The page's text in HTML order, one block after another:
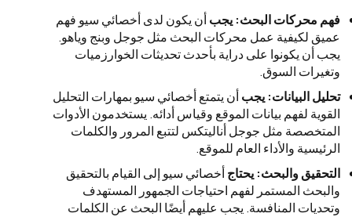
فهم محركات البحث: يجبأن يكون لدى أخصائي سيو فهم
عميق لكيفية عمل محركات البحث مثل جوجل وبنج وياهو.
يجب أن يكونوا على دراية بأحدث تحديثات الخوارزميات
وتغيرات السوق.
تحليل البيانات: يجبأن يتمتع أخصائي سيو بمهارات التحليل
القوية لفهم بيانات الموقع وقياس أدائه. يستخدمون الأدوات
المتخصصة مثل جوجل أناليتكس لتتبع المرور والكلمات
الرئيسية والأداء العام للموقع.
التحقيق والبحث: يحتاجأخصائي سيو إلى القيام بالتحقيق
والبحث المستمر لفهم احتياجات الجمهور المستهدف
وتحديات المنافسة. يجب عليهم أيضًا البحث عن الكلمات